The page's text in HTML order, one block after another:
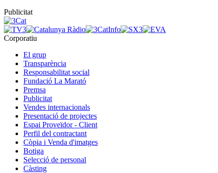
Publicitat
Corporatiu
El grup
Transparència
Responsabilitat social
Fundació La Marató
Premsa
Publicitat
Vendes internacionals
Presentació de projectes
Espai Proveïdor - Client
Perfil del contractant
Còpia i Venda d'imatges
Botiga
Selecció de personal
Càsting